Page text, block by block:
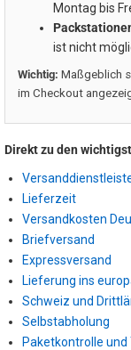
Montag bis
ist nicht
Wichtig: Maßgeblich
im Checkout
Direkt zu den
Lieferzeit
Versandkosten
Briefversand
Expressversand
Lieferung ins
Schweiz und
Selbstabholung
Paketkontrolle